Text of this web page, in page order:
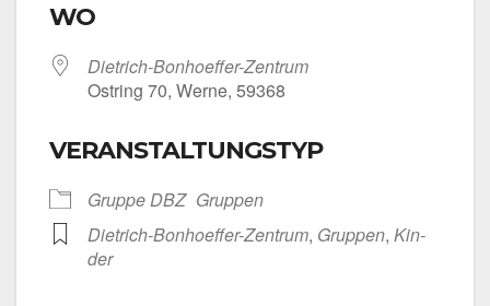
WO
Dietrich-Bonhoeffer-Zentrum
Ost­ring 70, Wer­ne, 59368
VERANSTALTUNGSTYP
Grup­pe DBZ Grup­pen
Dietrich-Bonhoeffer-Zentrum, Grup­pen, Kin­
der